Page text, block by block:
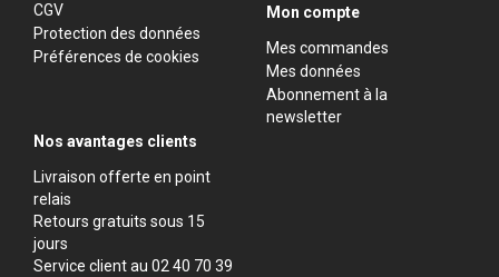
CGV
Protection des données
Préférences de cookies
Mon compte
Mes commandes
Mes données
Abonnement à la
newsletter
Nos avantages clients
Livraison offerte en point
relais
Retours gratuits sous 15
jours
Service client au 02 40 70 39